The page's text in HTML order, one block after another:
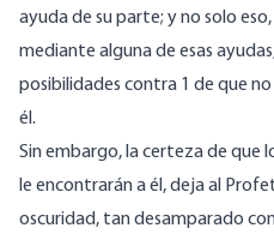
ayuda de su parte; y no solo
mediante alguna de esas
posibilidades contra 1 de que
él.
Sin embargo, la certeza de que
le encontrarán a él, deja al
oscuridad, tan desamparado